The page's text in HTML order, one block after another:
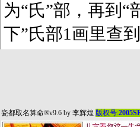
为“氏”部，再到“
下”氏部1画里查
瓷都取名算命®v9.6 by 李辉煌 版权号: